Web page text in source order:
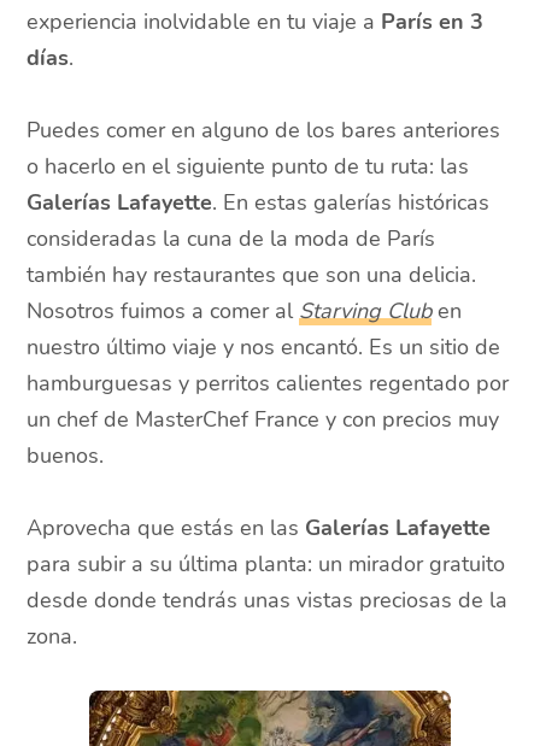
experiencia inolvidable en tu viaje a París en 3
días.
Puedes comer en alguno de los bares anteriores
o hacerlo en el siguiente punto de tu ruta: las
Galerías Lafayette. En estas galerías históricas
consideradas la cuna de la moda de París
también hay restaurantes que son una delicia.
Nosotros fuimos a comer alStarving Cluben
nuestro último viaje y nos encantó. Es un sitio de
hamburguesas y perritos calientes regentado por
un chef de MasterChef France y con precios muy
buenos.
Aprovecha que estás en las Galerías Lafayette
para subir a su última planta: un mirador gratuito
desde donde tendrás unas vistas preciosas de la
zona.